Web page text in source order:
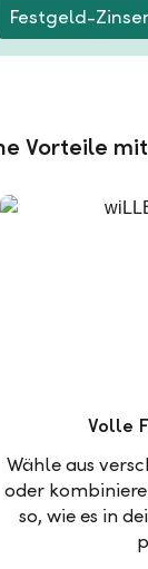
Festgeld-
Vorteile
Volle
Wähle aus
oder
so, wie es in